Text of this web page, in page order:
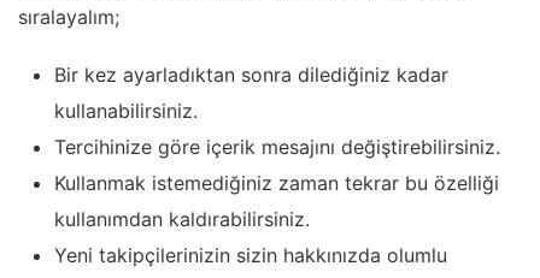
sıralayalım;
Bir kez ayarladıktan sonra dilediğiniz kadar
kullanabilirsiniz.
Tercihinize göre içerik mesajını değiştirebilirsiniz.
Kullanmak istemediğiniz zaman tekrar bu özelliği
kullanımdan kaldırabilirsiniz.
Yeni takipçilerinizin sizin hakkınızda olumlu